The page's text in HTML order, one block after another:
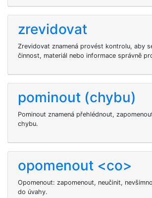
zrevidovat
Zrevidovat znamená provést kontrolu, aby
činnost, materiál nebo informace správně
pominout (chybu)
Pominout znamená přehlédnout,
chybu.
opomenout <co>
Opomenout: zapomenout, neučinit,
do úvahy.